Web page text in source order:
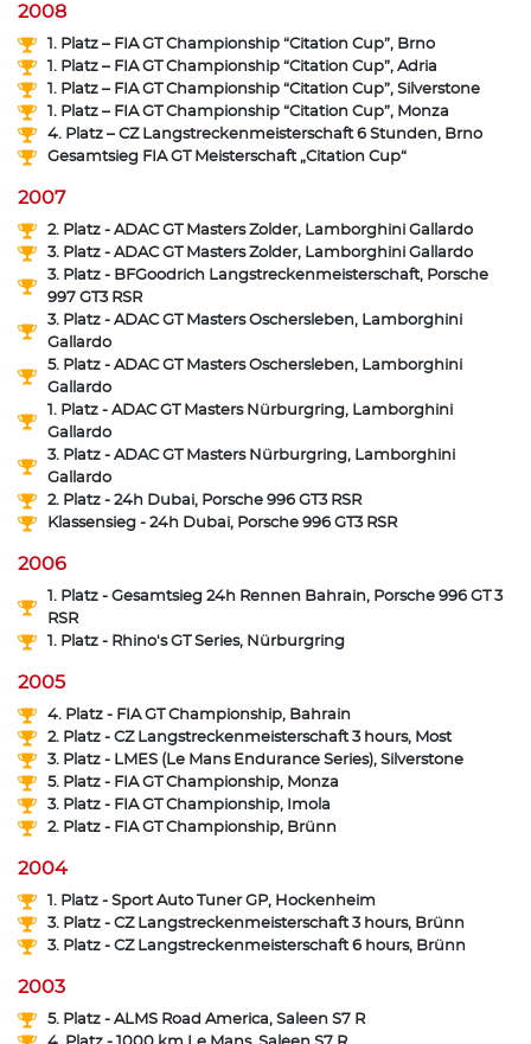
2008
1. Platz – FIA GT Championship “Citation Cup”, Brno
1. Platz – FIA GT Championship “Citation Cup”, Adria
1. Platz – FIA GT Championship “Citation Cup”, Silverstone
1. Platz – FIA GT Championship “Citation Cup”, Monza
4. Platz – CZ Langstreckenmeisterschaft 6 Stunden, Brno
Gesamtsieg FIA GT Meisterschaft „Citation Cup“
2007
2. Platz - ADAC GT Masters Zolder, Lamborghini Gallardo
3. Platz - ADAC GT Masters Zolder, Lamborghini Gallardo
3. Platz - BFGoodrich Langstreckenmeisterschaft, Porsche
997 GT3 RSR
3. Platz - ADAC GT Masters Oschersleben, Lamborghini
Gallardo
5. Platz - ADAC GT Masters Oschersleben, Lamborghini
Gallardo
1. Platz - ADAC GT Masters Nürburgring, Lamborghini
Gallardo
3. Platz - ADAC GT Masters Nürburgring, Lamborghini
Gallardo
2. Platz - 24h Dubai, Porsche 996 GT3 RSR
Klassensieg - 24h Dubai, Porsche 996 GT3 RSR
2006
1. Platz - Gesamtsieg 24h Rennen Bahrain, Porsche 996 GT 3
RSR
1. Platz - Rhino's GT Series, Nürburgring
2005
4. Platz - FIA GT Championship, Bahrain
2. Platz - CZ Langstreckenmeisterschaft 3 hours, Most
3. Platz - LMES (Le Mans Endurance Series), Silverstone
5. Platz - FIA GT Championship, Monza
3. Platz - FIA GT Championship, Imola
2. Platz - FIA GT Championship, Brünn
2004
1. Platz - Sport Auto Tuner GP, Hockenheim
3. Platz - CZ Langstreckenmeisterschaft 3 hours, Brünn
3. Platz - CZ Langstreckenmeisterschaft 6 hours, Brünn
2003
5. Platz - ALMS Road America, Saleen S7 R